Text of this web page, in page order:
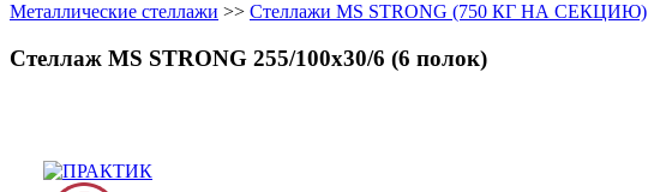
Металлические стеллажи >> Стеллажи MS STRONG (750 КГ НА СЕКЦИЮ)
Стеллаж MS STRONG 255/100х30/6 (6 полок)